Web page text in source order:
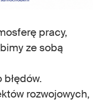
pracy,
ze sobą
rozwojowych,